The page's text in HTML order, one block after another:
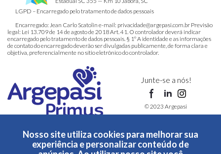
LGPD – Encarregado pelo tratamento de dados pessoais
Encarregado: Jean Carlo Scatolin e-mail: privacidade@argepasi.com.br Previsão
legal: Lei 13.709 de 14 de agosto de 2018 Art. 41. O controlador deverá indicar
encarregado pelo tratamento de dados pessoais. § 1º A identidade e as informações
de contato do encarregado deverão ser divulgadas publicamente, de forma clara e
objetiva, preferencialmente no sítio eletrônico do controlador.
Junte-se a nós!
© 2023 Argepasi
Feito com ❤️ pelaD3T Inovação Tecnológica
Termos de usoePolítica de privacidade- Alto contraste
Nosso site utiliza cookies para melhorar sua
experiência e personalizar conteúdo de